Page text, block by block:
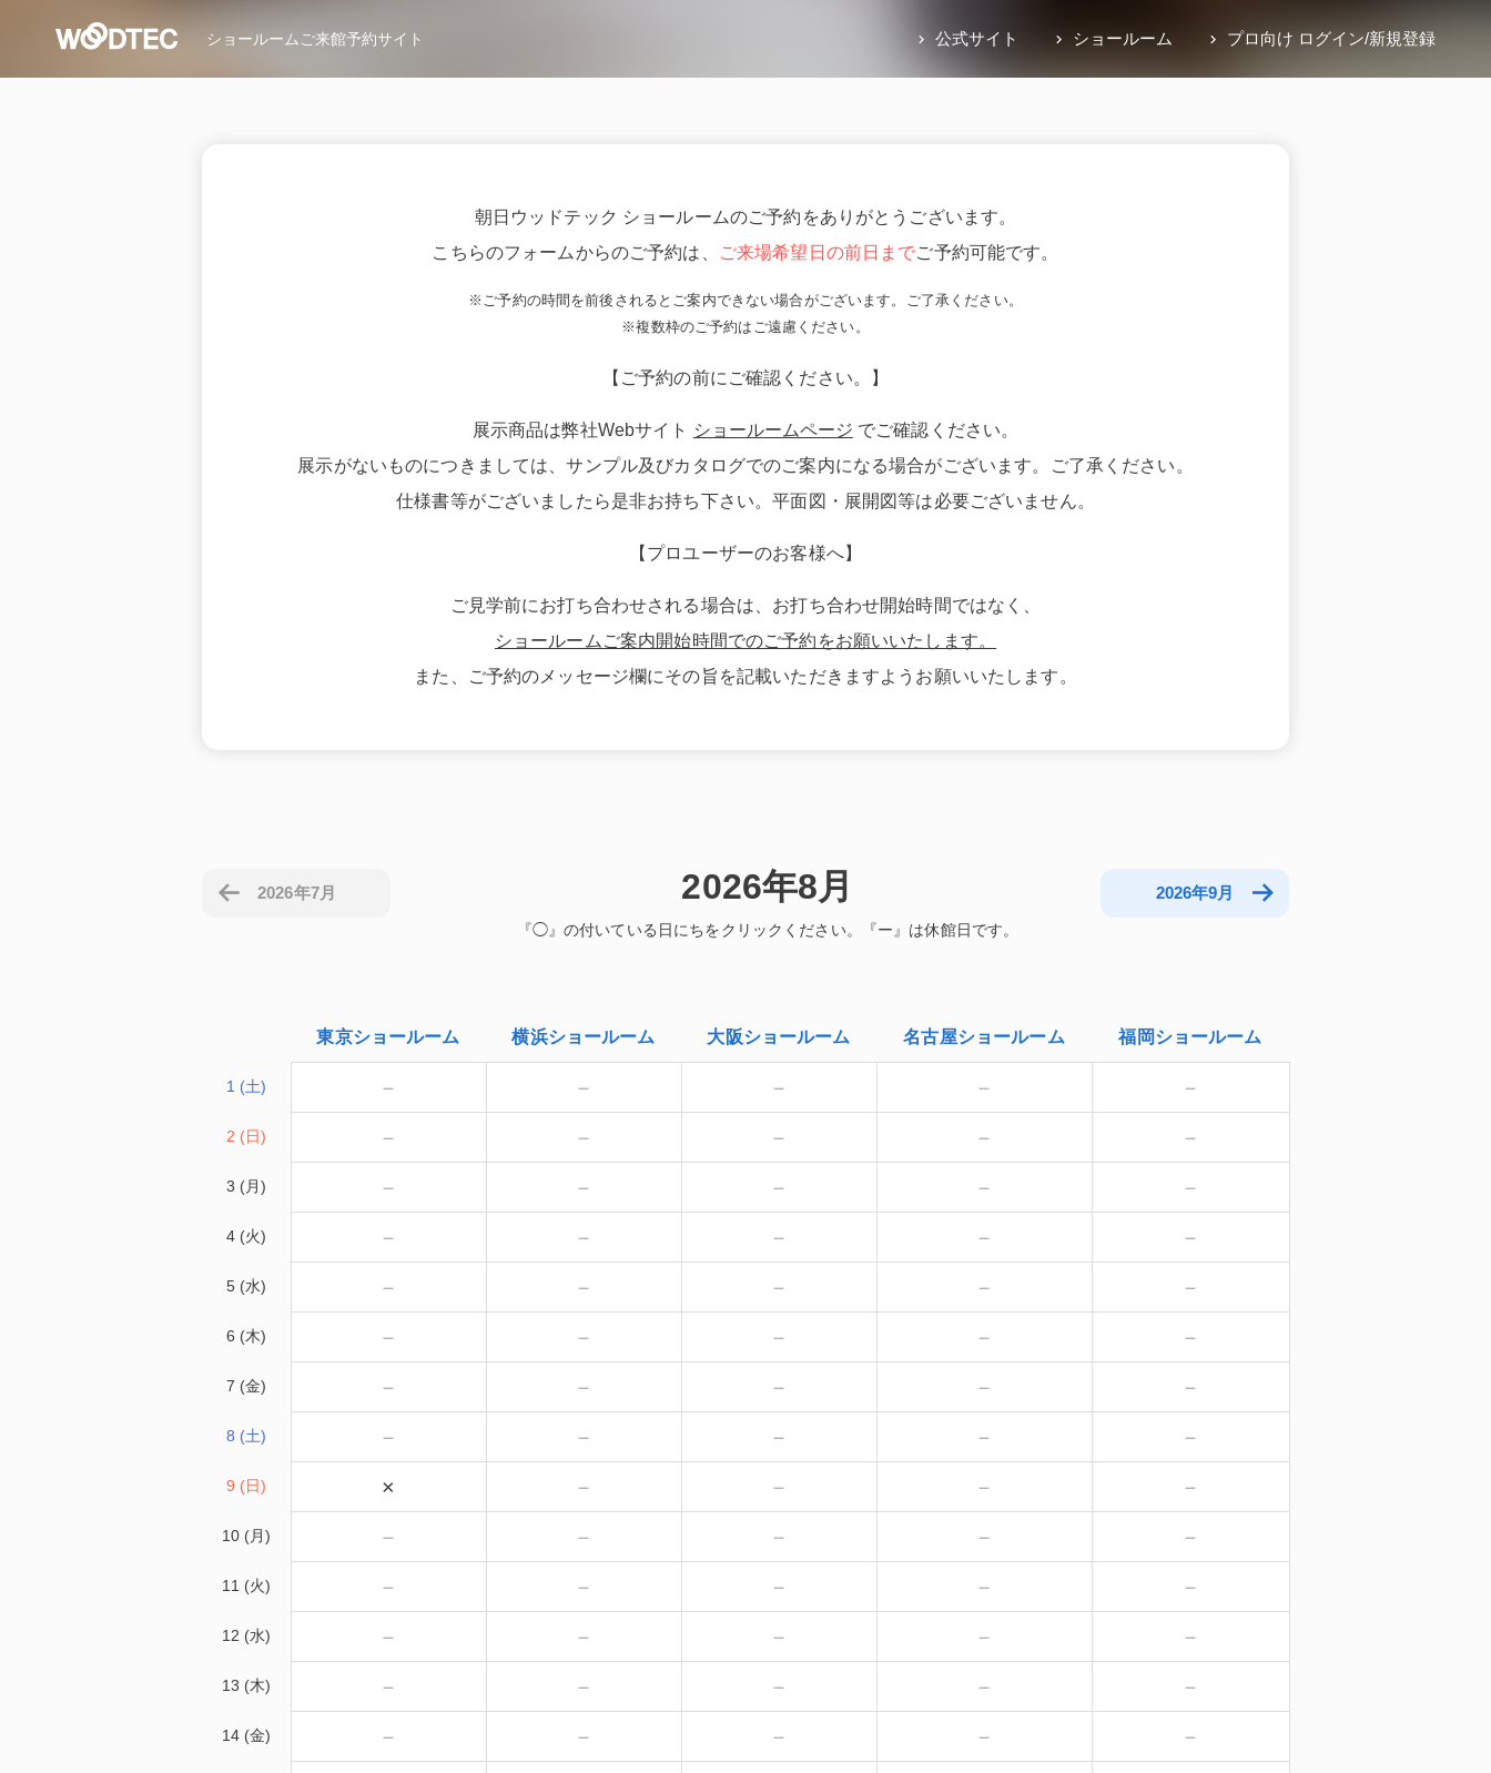
ショールーム ご来館予約サイト 公式サイト ショールーム プロ向け ログイン/新規登録
朝日ウッドテック ショールームのご予約をありがとうございます。
こちらのフォームからのご予約は、
ご来場希望日の前日までご予約可能です。
※ご予約の時間を前後されるとご案内できない場合がございます。ご了承ください。
※複数枠のご予約はご遠慮ください。
【ご予約の前にご確認ください。】
展示商品は弊社Webサイト ショールームページ でご確認ください。
展示がないものにつきましては、サンプル及びカタログでのご案内になる場合がございます。ご了承ください。
仕様書等がございましたら是非お持ち下さい。平面図・展開図等は必要ございません。
【プロユーザーのお客様へ】
ご見学前にお打ち合わせされる場合は、お打ち合わせ開始時間ではなく、
ショールームご案内開始時間でのご予約をお願いいたします。
また、ご予約のメッセージ欄にその旨を記載いただきますようお願いいたします。
2026年8月
東京ショールーム 横浜ショールーム 大阪ショールーム 名古屋ショールーム 福岡ショールーム
1 (土) － － － － －
2 (日) － － － － －
3 (月) － － － － －
4 (火) － － － － －
5 (水) － － － － －
6 (木) － － － － －
7 (金) － － － － －
8 (土) － － － － －
9 (日) × － － － －
10 (月) － － － － －
11 (火) － － － － －
12 (水) － － － － －
13 (木) － － － － －
14 (金) － － － － －
2026年7月 2026年9月